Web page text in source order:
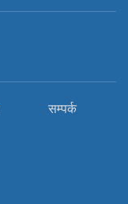
सम्पर्क